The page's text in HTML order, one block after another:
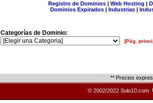
Registro de Dominios| Web Hosting |
Dominios Expirados | Industrias |
Categorías de Dominio:
[Pág.
** Precios
© 2002/2022 Solo10.com